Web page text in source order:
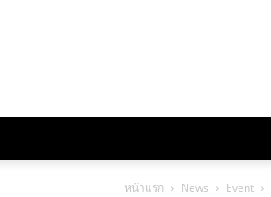
หน้าแรก News Event